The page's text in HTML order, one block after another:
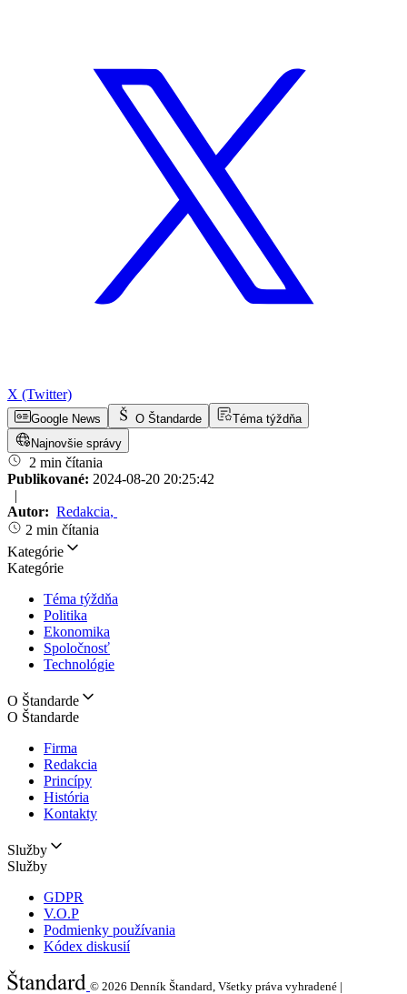
X (Twitter)
Google News O Štandarde
Téma týždňa
Najnovšie správy
2 min čítania
Publikované: 2024-08-20 20:25:42
|
Autor: Redakcia,
2 min čítania
Kategórie
Kategórie
Téma týždňa
Politika
Ekonomika
Spoločnosť
Technológie
O Štandarde
O Štandarde
Firma
Redakcia
Princípy
História
Kontakty
Služby
Služby
GDPR
V.O.P
Podmienky používania
Kódex diskusií
© 2026 Denník Štandard, Všetky práva vyhradené |